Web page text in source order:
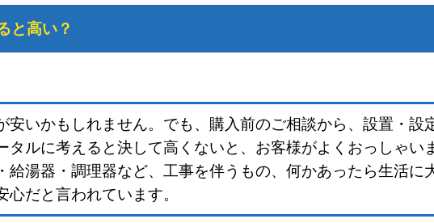
と高い？
いかもしれません。でも、購入前のご相談から、設置・設
ルに考えると決して高くないと、お客様がよくおっしゃい
湯器・調理器など、工事を伴うもの、何かあったら生活に
だと言われています。